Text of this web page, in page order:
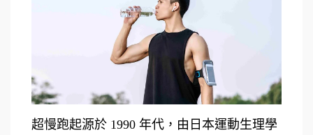
超慢跑起源於 1990 年代，由日本運動生理學